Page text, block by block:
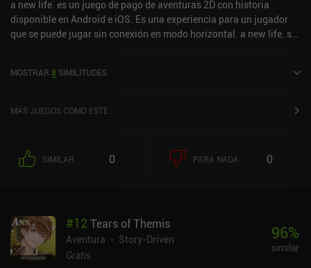
a new life. es un juego de pago de aventuras 2D con historia
disponible en Android e iOS. Es una experiencia para un jugador
que se puede jugar sin conexión en modo horizontal. a new life. se
MOSTRAR 8 SIMILITUDES
MÁS JUEGOS COMO ESTE
SIMILAR 0 PARA NADA 0
#12 Tears of Themis
Aventura
Story-Driven
Gratis
96%
similar